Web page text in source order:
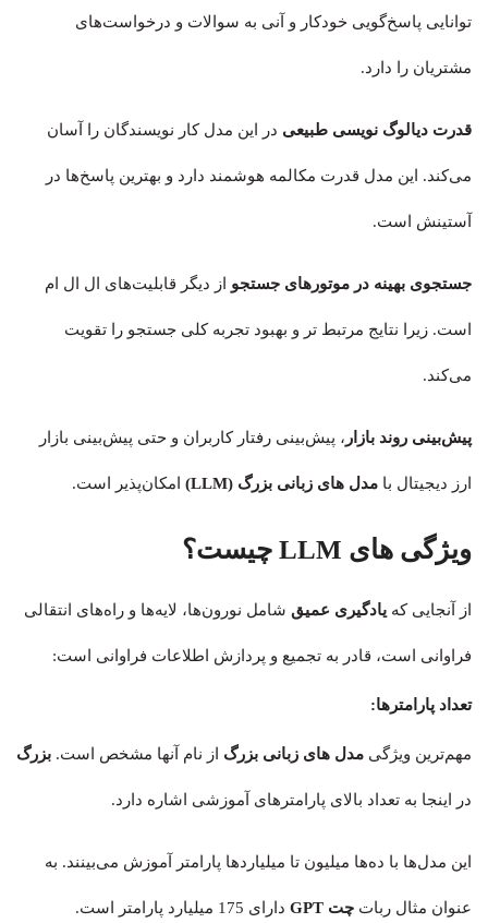
توانایی پاسخ‌گویی خودکار و آنی به سوالات و درخواست‌های
مشتریان را دارد.
قدرت دیالوگ نویسی طبیعی در این مدل کار نویسندگان را آسان
می‌کند. این مدل قدرت مکالمه هوشمند دارد و بهترین پاسخ‌ها در
آستینش است.
جستجوی بهینه در موتورهای جستجو از دیگر قابلیت‌های ال ال ام
است. زیرا نتایج مرتبط تر و بهبود تجربه کلی جستجو را تقویت
می‌کند.
پیش‌بینی روند بازار ، پیش‌بینی رفتار کاربران و حتی پیش‌بینی بازار
ارز دیجیتال با مدل های زبانی بزرگ (LLM) امکان‌پذیر است.
ویژگی های LLM چیست؟
از آنجایی که یادگیری عمیق شامل نورون‌ها، لایه‌ها و راه‌های انتقالی
فراوانی است، قادر به تجمیع و پردازش اطلاعات فراوانی است:
تعداد پارامترها:
مهم‌‌ترین ویژگی‌ مدل های زبانی بزرگ از نام آنها مشخص است. بزرگ
در اینجا به تعداد بالای پارامترهای آموزشی اشاره دارد.
این مدل‌ها با ده‌ها میلیون تا میلیاردها پارامتر آموزش می‌بینند. به
عنوان مثال ربات چت GPT دارای 175 میلیارد پارامتر است.